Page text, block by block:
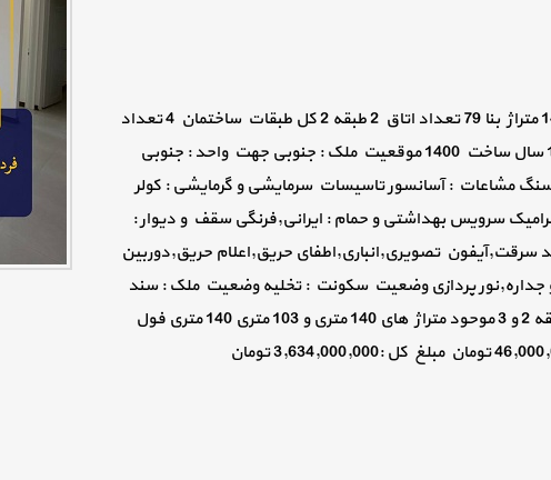
#کد_فایل_1628 تاریخ:1402/04/10 متراژ بنا 79 تعداد اتاق 2 طبقه 2 کل طبقات ساختمان 4 تعداد
واحد در طبقه 3 تعداد کل واحدها 16 سال ساخت 1400 موقعیت ملک : جنوبی جهت واحد : جنوبی
مشاعات : آسانسور تاسیسات سرمایشی و گرمایشی : کولر
سرویس بهداشتی و حمام : ایرانی,فرنگی سقف و دیوار :
سرقت,آیفون تصویری,انباری,اطفای حریق,اعلام حریق,دوربین
جداره,نور پردازی وضعیت سکونت : تخلیه وضعیت ملک : سند
دارد امتیازات : آب,برق,گاز,تلفن طبقه 2 و 3 موحود متراژ های 140 متری و 103 متری 140 متری فول